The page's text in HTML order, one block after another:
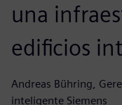
una
edificios
Andreas Bühring,
inteligente Siemens